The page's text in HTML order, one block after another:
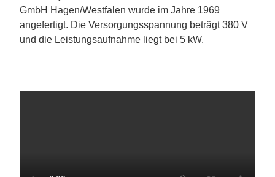
GmbH Hagen/Westfalen wurde im Jahre 1969
angefertigt. Die Versorgungsspannung beträgt 380 V
und die Leistungsaufnahme liegt bei 5 kW.